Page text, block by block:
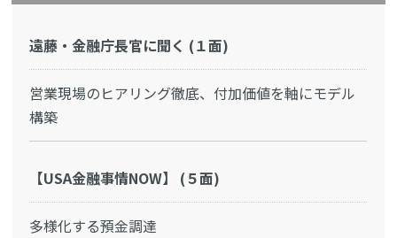
遠藤・金融庁長官に聞く (１面)
営業現場のヒアリング徹底、付加価値を軸にモデル
構築
【USA金融事情NOW】 (５面)
多様化する預金調達